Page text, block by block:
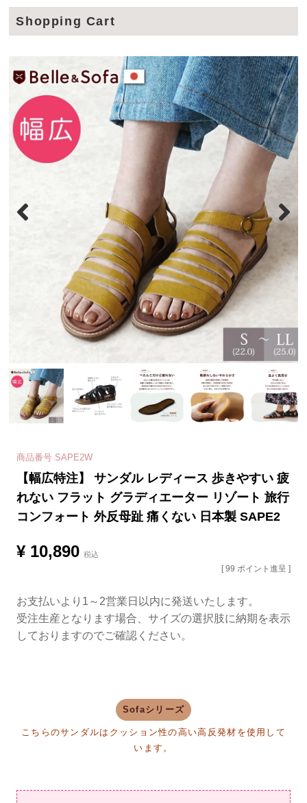
Shopping Cart
商品番号 SAPE2W
【幅広特注】 サンダル レディース 歩きやすい 疲
れない フラット グラディエーター リゾート 旅行
コンフォート 外反母趾 痛くない 日本製 SAPE2
¥ 10,890 税込
[ 99 ポイント進呈 ]
お支払いより1～2営業日以内に発送いたします。
受注生産となります場合、サイズの選択肢に納期を表示
しておりますのでご確認ください。
Sofaシリーズ
こちらのサンダルはクッション性の高い高反発材を使用して
います。